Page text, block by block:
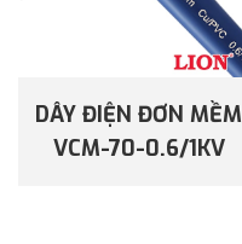
DÂY ĐIỆN ĐƠN MỀM
VCM-70-0.6/1KV